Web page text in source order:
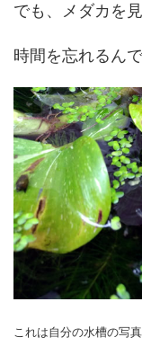
でも、メダカを
時間を忘れるんで
これは自分の水槽の写真